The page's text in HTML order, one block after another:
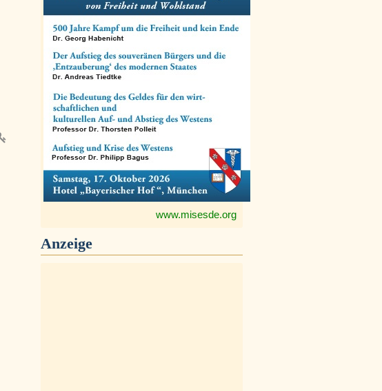
www.misesde.org
Anzeige